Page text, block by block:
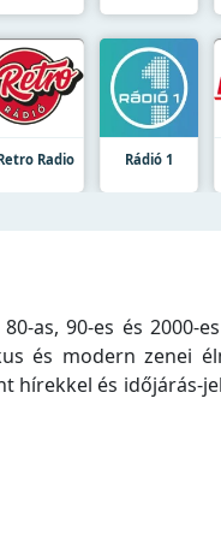
Radio Rádió 1
as, 90-es és 2000-
és modern zenei
hírekkel és időjárás-